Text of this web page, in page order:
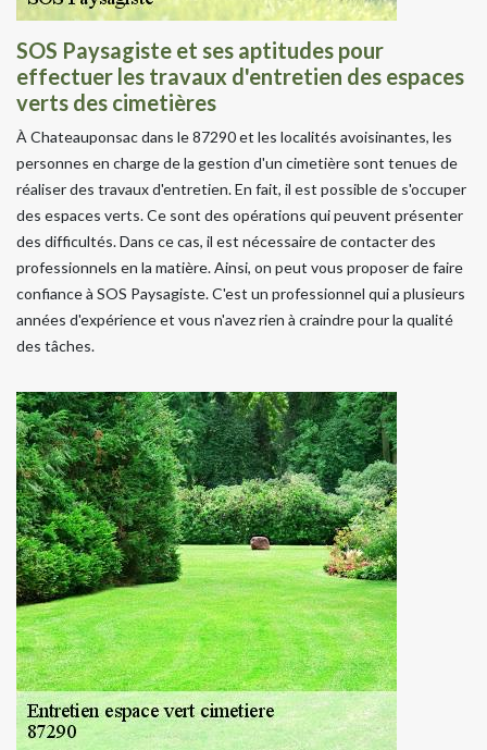
SOS Paysagiste et ses aptitudes pour
effectuer les travaux d'entretien des espaces
verts des cimetières
À Chateauponsac dans le 87290 et les localités avoisinantes, les
personnes en charge de la gestion d'un cimetière sont tenues de
réaliser des travaux d'entretien. En fait, il est possible de s'occuper
des espaces verts. Ce sont des opérations qui peuvent présenter
des difficultés. Dans ce cas, il est nécessaire de contacter des
professionnels en la matière. Ainsi, on peut vous proposer de faire
confiance à SOS Paysagiste. C'est un professionnel qui a plusieurs
années d'expérience et vous n'avez rien à craindre pour la qualité
des tâches.